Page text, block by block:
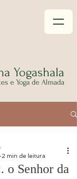
Yogashala
e Yoga de Almada
o Senhor da
2 min de leitura